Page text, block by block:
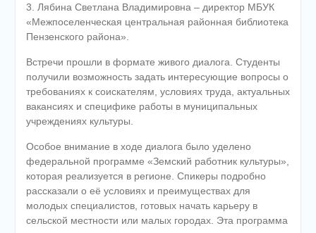
3. Лябина Светлана Владимировна – директор МБУК
«Межпоселенческая центральная районная библиотека
Пензенского района».
Встречи прошли в формате живого диалога. Студенты
получили возможность задать интересующие вопросы о
требованиях к соискателям, условиях труда, актуальных
вакансиях и специфике работы в муниципальных
учреждениях культуры.
Особое внимание в ходе диалога было уделено
федеральной программе «Земский работник культуры»,
которая реализуется в регионе. Спикеры подробно
рассказали о её условиях и преимуществах для
молодых специалистов, готовых начать карьеру в
сельской местности или малых городах. Эта программа